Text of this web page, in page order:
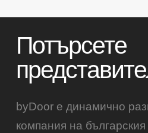
Потърсете
byDoor е динамично
компания на българския